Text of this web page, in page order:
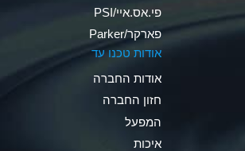
פי.אס.איי/PSI
פארקר/Parker
אודות טכנו עד
אודות החברה
חזון החברה
המפעל
איכות